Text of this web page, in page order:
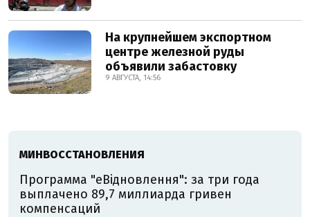
На крупнейшем экспортном
центре железной руды
объявили забастовку
9 АВГУСТА, 14:56
МИНВОССТАНОВЛЕНИЯ
Программа "еВідновлення": за три года
выплачено 89,7 миллиарда гривен
компенсаций